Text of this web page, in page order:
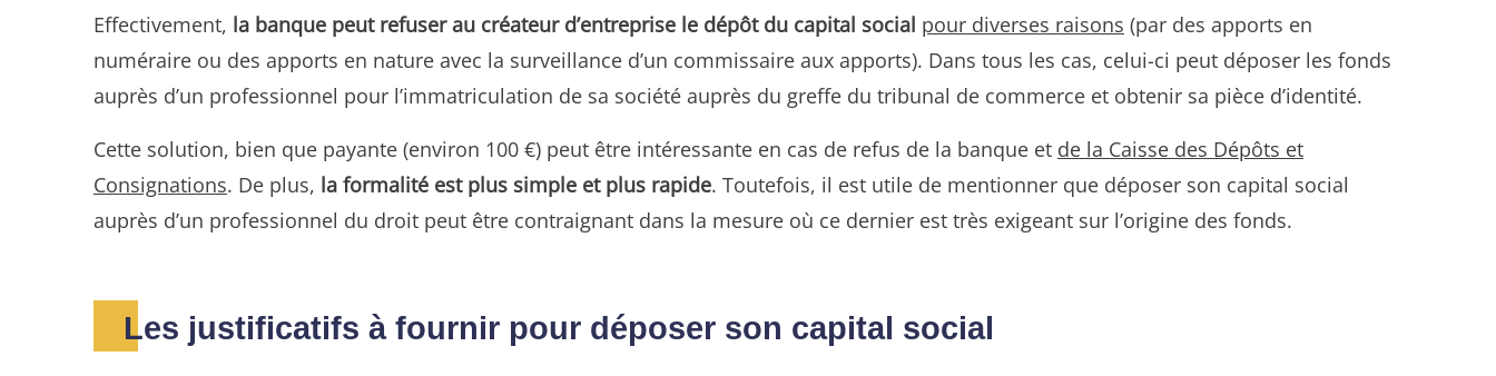
Effectivement, la banque peut refuser au créateur d’entreprise le dépôt du capital social pour diverses raisons (par des apports en
numéraire ou des apports en nature avec la surveillance d’un commissaire aux apports). Dans tous les cas, celui-ci peut déposer les fonds
auprès d’un professionnel pour l’immatriculation de sa société auprès du greffe du tribunal de commerce et obtenir sa pièce d’identité.
Cette solution, bien que payante (environ 100 €) peut être intéressante en cas de refus de la banque et de la Caisse des Dépôts et
Consignations. De plus, la formalité est plus simple et plus rapide. Toutefois, il est utile de mentionner que déposer son capital social
auprès d’un professionnel du droit peut être contraignant dans la mesure où ce dernier est très exigeant sur l’origine des fonds.
Les justificatifs à fournir pour déposer son capital social